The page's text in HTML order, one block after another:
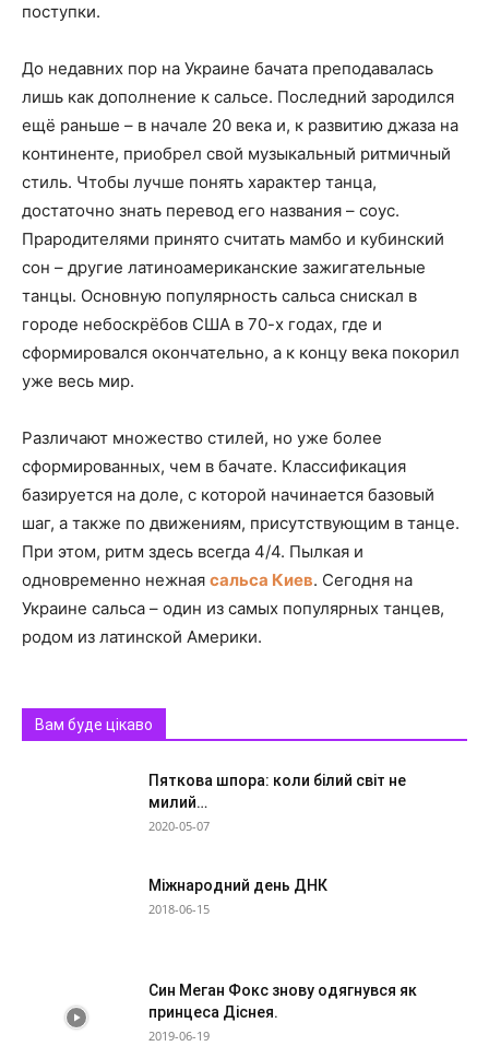
поступки.
До недавних пор на Украине бачата преподавалась
лишь как дополнение к сальсе. Последний зародился
ещё раньше – в начале 20 века и, к развитию джаза на
континенте, приобрел свой музыкальный ритмичный
стиль. Чтобы лучше понять характер танца,
достаточно знать перевод его названия – соус.
Прародителями принято считать мамбо и кубинский
сон – другие латиноамериканские зажигательные
танцы. Основную популярность сальса снискал в
городе небоскрёбов США в 70-х годах, где и
сформировался окончательно, а к концу века покорил
уже весь мир.
Различают множество стилей, но уже более
сформированных, чем в бачате. Классификация
базируется на доле, с которой начинается базовый
шаг, а также по движениям, присутствующим в танце.
При этом, ритм здесь всегда 4/4. Пылкая и
одновременно нежная сальса Киев. Сегодня на
Украине сальса – один из самых популярных танцев,
родом из латинской Америки.
Вам буде цікаво
Пяткова шпора: коли білий світ не
милий…
2020-05-07
Міжнародний день ДНК
2018-06-15
Син Меган Фокс знову одягнувся як
принцеса Діснея.
2019-06-19